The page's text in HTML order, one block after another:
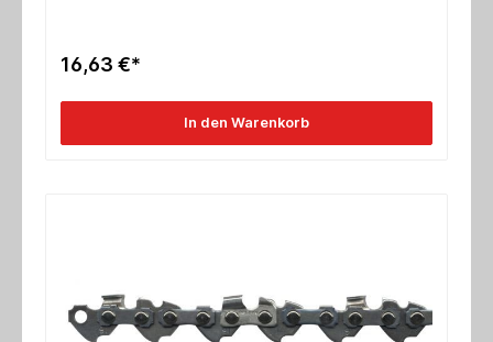
16,63 €*
In den Warenkorb